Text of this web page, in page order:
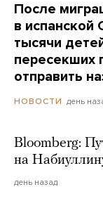
После
в испанской
тысячи
пересекших
отправить
НОВОСТИ день
Bloomberg:
на
день назад